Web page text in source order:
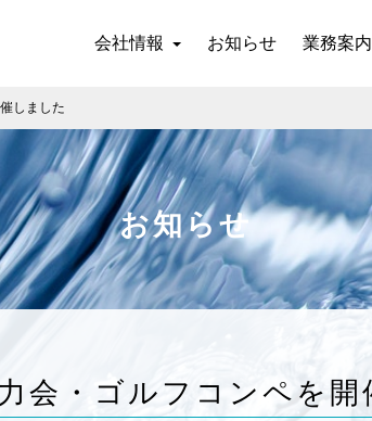
会社情報 お知らせ 業務案内
しました
お知らせ
会・ゴルフコンペを開